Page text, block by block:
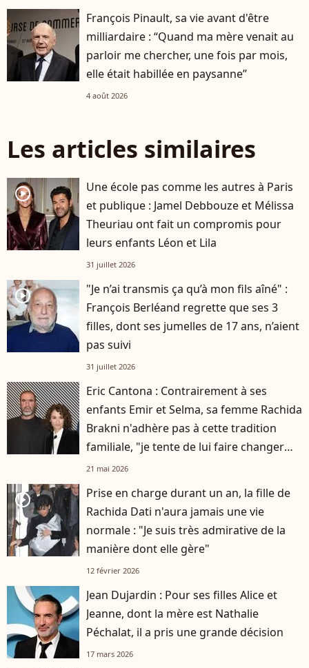
François Pinault, sa vie avant d'être
milliardaire : “Quand ma mère venait au
parloir me chercher, une fois par mois,
elle était habillée en paysanne”
4 août 2026
Les articles similaires
player2
Une école pas comme les autres à Paris
et publique : Jamel Debbouze et Mélissa
Theuriau ont fait un compromis pour
leurs enfants Léon et Lila
31 juillet 2026
player2
"Je n’ai transmis ça qu’à mon fils aîné" :
François Berléand regrette que ses 3
filles, dont ses jumelles de 17 ans, n’aient
pas suivi
31 juillet 2026
Eric Cantona : Contrairement à ses
enfants Emir et Selma, sa femme Rachida
Brakni n'adhère pas à cette tradition
familiale, "je tente de lui faire changer
d'avis"
21 mai 2026
player2
Prise en charge durant un an, la fille de
Rachida Dati n'aura jamais une vie
normale : "Je suis très admirative de la
manière dont elle gère"
12 février 2026
Jean Dujardin : Pour ses filles Alice et
Jeanne, dont la mère est Nathalie
Péchalat, il a pris une grande décision
17 mars 2026